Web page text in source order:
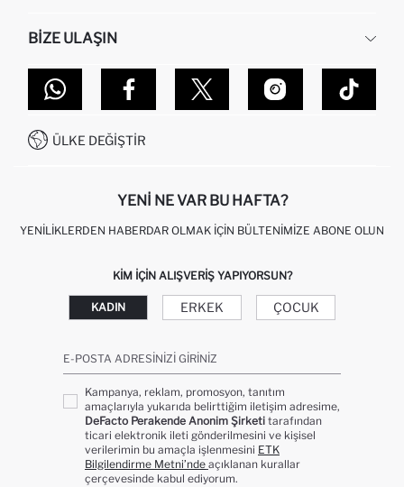
KURUMSAL SATIŞ
DEFACTO TEKNOLOJI
SITEMAP
SIPARIŞIMI NASIL TAKIP EDERIM?
NASIL İADE EDERIM?
GIFT CLUB SIKÇA SORULAN SORULAR
İŞLEM REHBERI
KAMPANYALAR
BIZE ULAŞIN
MAĞAZALARIMIZ
İLETIŞIM FORMU
0850 333 22 86
ÜLKE DEĞIŞTIR
YENI NE VAR BU HAFTA?
YENILIKLERDEN HABERDAR OLMAK İÇIN BÜLTENIMIZE ABONE OLUN
KIM IÇIN ALIŞVERIŞ YAPIYORSUN?
KADIN ERKEK ÇOCUK
E-POSTA ADRESINIZI GIRINIZ
Kampanya, reklam, promosyon, tanıtım
amaçlarıyla yukarıda belirttiğim iletişim adresime,
DeFacto Perakende Anonim Şirketi tarafından
ticari elektronik ileti gönderilmesini ve kişisel
verilerimin bu amaçla işlenmesini ETK
Bilgilendirme Metni’nde açıklanan kurallar
çerçevesinde kabul ediyorum.